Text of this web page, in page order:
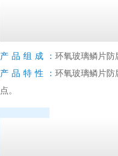
产品组成：环氧玻璃鳞片防
产品特性：环氧玻璃鳞片防
点。